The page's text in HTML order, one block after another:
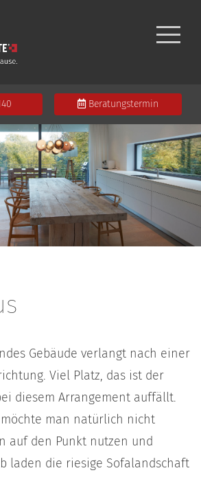
Beratungstermin
Gebäude verlangt nach einer
Viel Platz, das ist der
diesem Arrangement auffällt.
man natürlich nicht
auf den Punkt nutzen und
laden die riesige Sofalandschaft